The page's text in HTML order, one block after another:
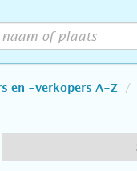
en -verkopers A-Z